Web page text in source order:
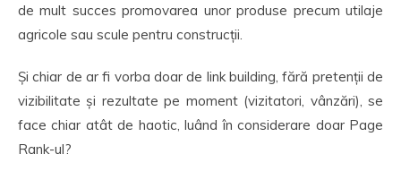
de mult succes promovarea unor produse precum utilaje
agricole sau scule pentru construcții.
Și chiar de ar fi vorba doar de link building, fără pretenții de
vizibilitate și rezultate pe moment (vizitatori, vânzări), se
face chiar atât de haotic, luând în considerare doar Page
Rank-ul?